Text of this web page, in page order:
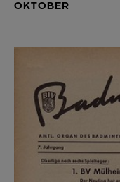
OKTOBER